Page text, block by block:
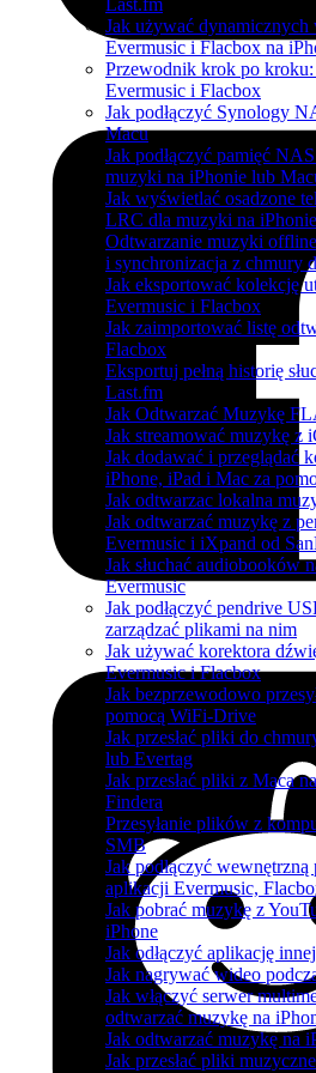
Last.fm
Jak używać
Evermusic i Flacbox na
Przewodnik krok po
Evermusic i Flacbox
Jak podłączyć Synology
Macu
Jak podłączyć pamięć
muzyki na iPhonie lub
Jak wyświetlać osadzone
LRC dla muzyki na
Odtwarzanie muzyki
i synchronizacja z chmury
Jak eksportować
Evermusic i Flacbox
Jak zaimportować listę
Flacbox
Eksportuj pełną historię
Last.fm
Jak Odtwarzać Muzykę
Jak streamować muzykę
Jak dodawać i przeglądać
iPhone, iPad i Mac za
Jak odtwarzac lokalna
Jak odtwarzać muzykę z
Evermusic i iXpand od
Jak słuchać audiobooków
Evermusic
Jak podłączyć pendrive
zarządzać plikami na nim
Jak używać korektora
Evermusic i Flacbox
Jak bezprzewodowo
pomocą WiFi-Drive
Jak przesłać pliki do
lub Evertag
Jak przesłać pliki z Maca
Findera
Przesyłanie plików z
SMB
Jak podłączyć
aplikacji Evermusic,
Jak pobrać muzykę z
iPhone
Jak odłączyć aplikację
Jak nagrywać wideo
Jak włączyć serwer
odtwarzać muzykę na
Jak odtwarzać muzykę na
Jak przesłać pliki